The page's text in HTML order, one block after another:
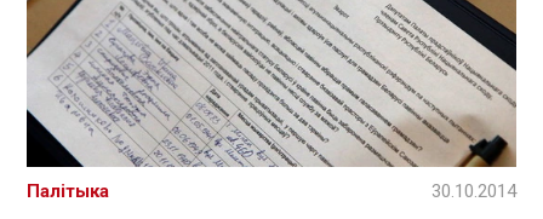
Палітыка 30.10.2014